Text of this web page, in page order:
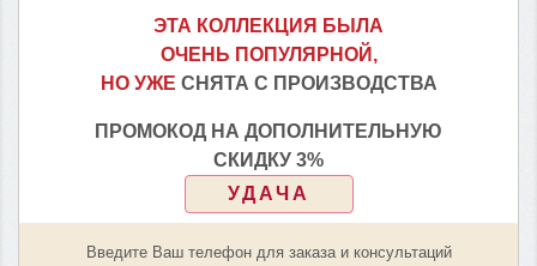
ЭТА КОЛЛЕКЦИЯ БЫЛА
ОЧЕНЬ ПОПУЛЯРНОЙ,
НО УЖЕ СНЯТА С ПРОИЗВОДСТВА
ПРОМОКОД НА ДОПОЛНИТЕЛЬНУЮ
СКИДКУ 3%
УДАЧА
Введите Ваш телефон для заказа и консультаций